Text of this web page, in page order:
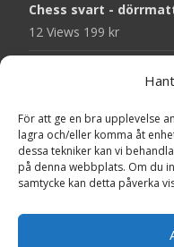
För att ge en bra upplevelse
lagra och/eller komma åt
dessa tekniker kan vi
på denna webbplats. Om du
samtycke kan detta påverka
Chess svart -
12 Views 199 kr
Välkommen -
11 Views199kr
Seventy beige -
11 Views375kr